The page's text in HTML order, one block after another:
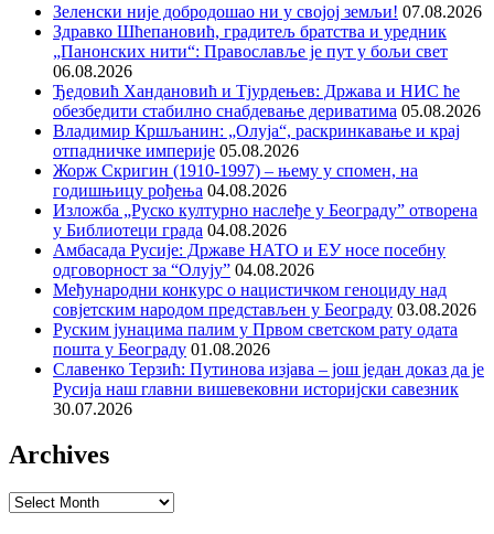
Зеленски није добродошао ни у својој земљи! 07.08.2026
Здравко Шћепановић, градитељ братства и уредник
„Панонских нити“: Православље је пут у бољи свет
06.08.2026
Ђедовић Хандановић и Тјурдењев: Држава и НИС ће
обезбедити стабилно снабдевање дериватима 05.08.2026
Владимир Кршљанин: „Олуја“, раскринкавање и крај
отпадничке империје 05.08.2026
Жорж Скригин (1910-1997) – њему у спомен, на
годишњицу рођења 04.08.2026
Изложба „Руско културно наслеђе у Београду” отворена
у Библиотеци града 04.08.2026
Амбасада Русије: Државе НАТО и ЕУ носе посебну
одговорност за “Олују” 04.08.2026
Међународни конкурс о нацистичком геноциду над
совјетским народом представљен у Београду 03.08.2026
Руским јунацима палим у Првом светском рату одата
пошта у Београду 01.08.2026
Славенко Терзић: Путинова изјава – још један доказ да је
Русија наш главни вишевековни историјски савезник
30.07.2026
Archives
Archives